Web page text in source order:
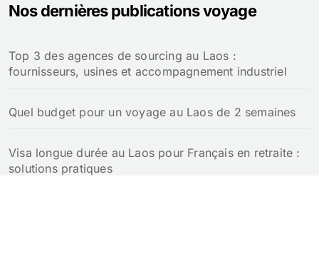
Nos dernières publications voyage
Top 3 des agences de sourcing au Laos :
fournisseurs, usines et accompagnement industriel
Quel budget pour un voyage au Laos de 2 semaines
Visa longue durée au Laos pour Français en retraite :
solutions pratiques